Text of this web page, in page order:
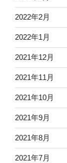
2022年2月
2022年1月
2021年12月
2021年11月
2021年10月
2021年9月
2021年8月
2021年7月